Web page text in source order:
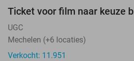
Ticket voor film naar keuze
UGC
Mechelen (+6 locaties)
Verkocht: 11.951